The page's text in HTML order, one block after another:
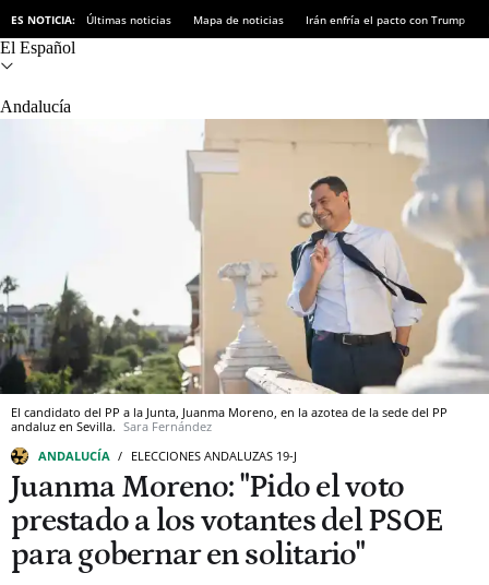
ES NOTICIA: Últimas noticias Mapa de noticias Irán enfría el pacto con Trump
El Español
Andalucía
El candidato del PP a la Junta, Juanma Moreno, en la azotea de la sede del PP
andaluz en Sevilla. Sara Fernández
ANDALUCÍA
ELECCIONES ANDALUZAS 19-J
Juanma Moreno: "Pido el voto
prestado a los votantes del PSOE
para gobernar en solitario"